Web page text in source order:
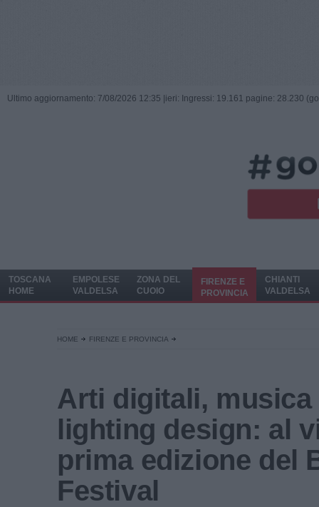
Ultimo aggiornamento: 7/08/2026 12:35 | ieri: Ingressi: 19.161 pagine: 28.230
TOSCANA
HOME
EMPOLESE
VALDELSA
ZONA DEL
CUOIO
FIRENZE E
PROVINCIA
CHIANTI
VALDELSA
HOME FIRENZE E PROVINCIA
Arti digitali, musica
lighting design: al
prima edizione del
Festival